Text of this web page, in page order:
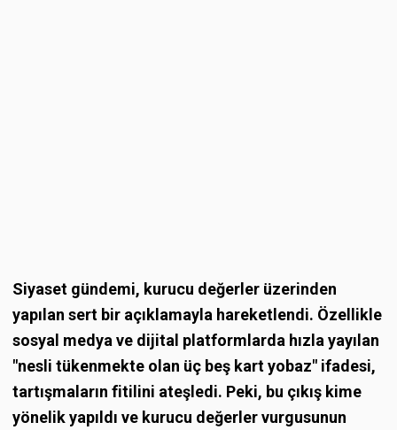
Siyaset gündemi, kurucu değerler üzerinden
yapılan sert bir açıklamayla hareketlendi. Özellikle
sosyal medya ve dijital platformlarda hızla yayılan
"nesli tükenmekte olan üç beş kart yobaz" ifadesi,
tartışmaların fitilini ateşledi. Peki, bu çıkış kime
yönelik yapıldı ve kurucu değerler vurgusunun